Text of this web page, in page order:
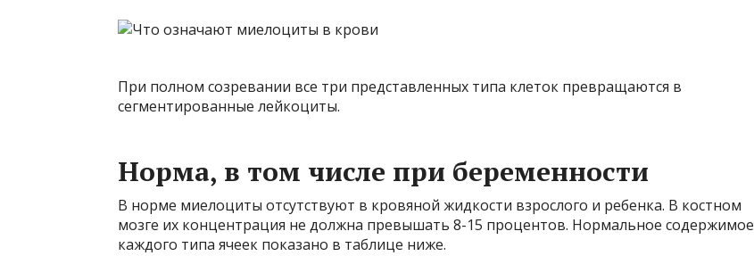
При полном созревании все три представленных типа клеток превращаются в
сегментированные лейкоциты.
Норма, в том числе при беременности
В норме миелоциты отсутствуют в кровяной жидкости взрослого и ребенка. В костном
мозге их концентрация не должна превышать 8-15 процентов. Нормальное содержимое
каждого типа ячеек показано в таблице ниже.